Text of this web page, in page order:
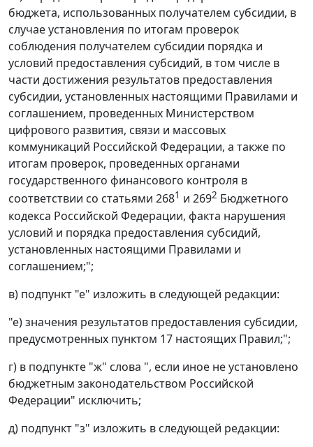
бюджета, использованных получателем субсидии, в
случае установления по итогам проверок
соблюдения получателем субсидии порядка и
условий предоставления субсидий, в том числе в
части достижения результатов предоставления
субсидии, установленных настоящими Правилами и
соглашением, проведенных Министерством
цифрового развития, связи и массовых
коммуникаций Российской Федерации, а также по
итогам проверок, проведенных органами
государственного финансового контроля в
соответствии со статьями 2681 и 2692 Бюджетного
кодекса Российской Федерации, факта нарушения
условий и порядка предоставления субсидий,
установленных настоящими Правилами и
соглашением;";
в) подпункт "е" изложить в следующей редакции:
"е) значения результатов предоставления субсидии,
предусмотренных пунктом 17 настоящих Правил;";
г) в подпункте "ж" слова ", если иное не установлено
бюджетным законодательством Российской
Федерации" исключить;
д) подпункт "з" изложить в следующей редакции: